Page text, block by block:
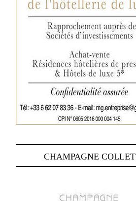
CHAMPAGNE COLLET